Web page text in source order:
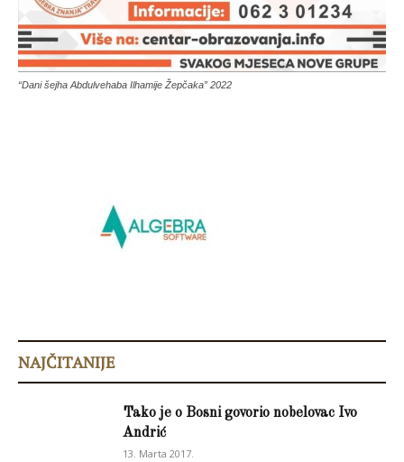
“Dani šejha Abdulvehaba Ilhamije Žepčaka” 2022
NAJČITANIJE
Tako je o Bosni govorio nobelovac Ivo
Andrić
13. Marta 2017.